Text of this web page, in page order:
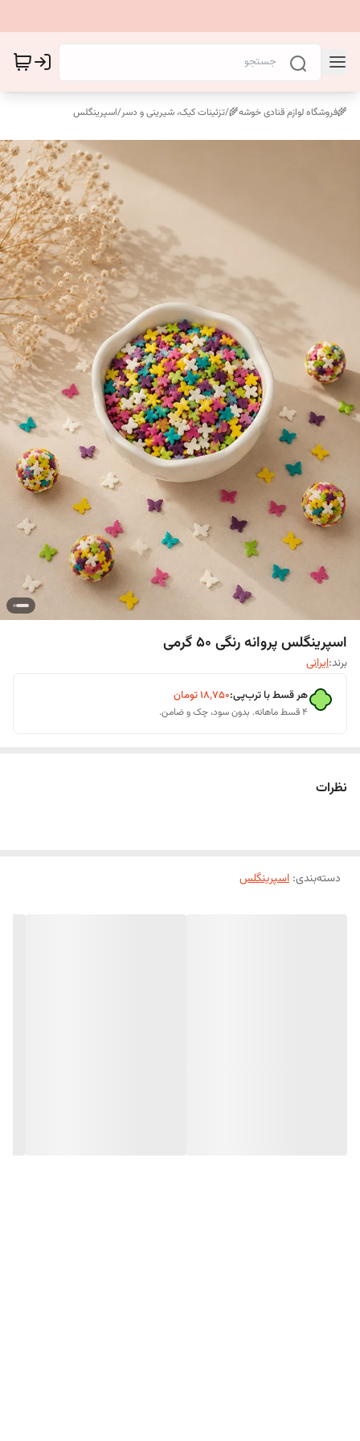
🌾فروشگاه لوازم قنادی خوشه🌾/تزئینات کیک، شیرینی و دسر/اسپرینگلس
اسپرینگلس پروانه رنگی ۵۰ گرمی
برند:ایرانی
هر قسط با ترب‌پی:۱۸٬۷۵۰تومان
۴ قسط ماهانه. بدون سود، چک و ضامن.
نظرات
دسته‌بندی: اسپرینگلس